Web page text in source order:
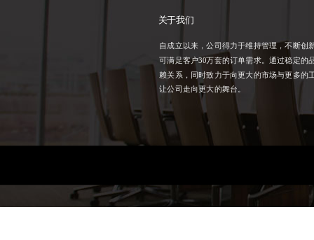
关于我们
自成立以来，公司得力于维持管理，不断创
可满足客户30万套的订单需求。通过稳定的
赖关系，同时致力于向更大的市场与更多的
让公司走向更大的舞台。